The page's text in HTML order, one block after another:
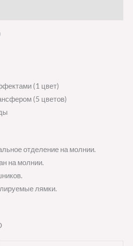
(1 цвет)
(5 цветов)
отделение на молнии.
на молнии.
лямки.